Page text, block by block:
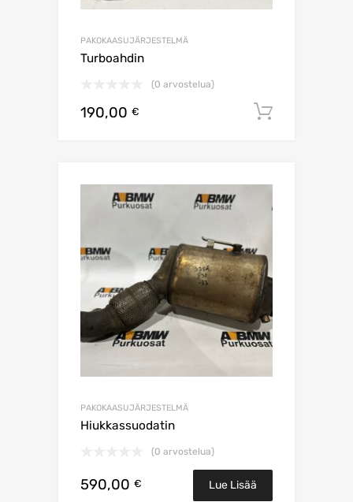
PAKOKAASUJÄRJESTELMÄ
Turboahdin
(0 arvostelua)
190,00 €
PAKOKAASUJÄRJESTELMÄ
Hiukkassuodatin
(0 arvostelua)
590,00 € Lue Lisää